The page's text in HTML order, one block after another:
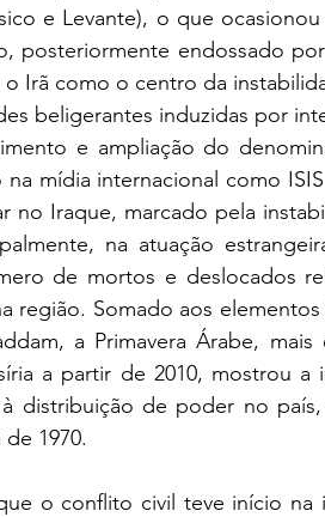
e Levante), o que
posteriormente endossado
Irã como o centro da
beligerantes induzidas por
e ampliação do
mídia internacional como
no Iraque, marcado pela
na atuação
de mortos e deslocados
região. Somado aos
a Primavera Árabe,
a partir de 2010, mostrou a
distribuição de poder no
1970.
o conflito civil teve início na